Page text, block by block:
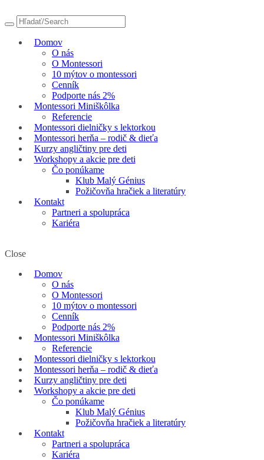
Domov
O nás
O Montessori
10 mýtov o montessori
Cenník
Podporte nás 2%
Montessori Miniškôlka
Referencie
Montessori dielničky s lektorkou
Montessori herňa – rodič & dieťa
Kurzy angličtiny pre deti
Workshopy a akcie pre deti
Čo ponúkame
Klub Malý Génius
Požičovňa hračiek a literatúry
Kontakt
Partneri a spolupráca
Kariéra
Close
Domov
O nás
O Montessori
10 mýtov o montessori
Cenník
Podporte nás 2%
Montessori Miniškôlka
Referencie
Montessori dielničky s lektorkou
Montessori herňa – rodič & dieťa
Kurzy angličtiny pre deti
Workshopy a akcie pre deti
Čo ponúkame
Klub Malý Génius
Požičovňa hračiek a literatúry
Kontakt
Partneri a spolupráca
Kariéra